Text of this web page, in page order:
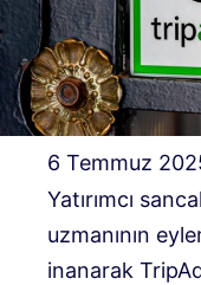
6 Temmuz
Yatırımcı
uzmanının
inanarak